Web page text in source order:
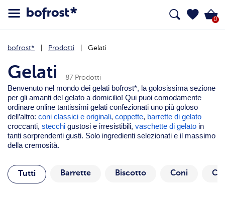
0
bofrost* Prodotti Gelati
Gelati 87 Prodotti
Benvenuto nel mondo dei gelati bofrost*, la golosissima sezione
per gli amanti del gelato a domicilio! Qui puoi comodamente
ordinare online tantissimi gelati confezionati uno più goloso
dell’altro: coni classici e originali, coppette, barrette di gelato
croccanti, stecchi gustosi e irresistibili, vaschette di gelato in
tanti sorprendenti gusti. Solo ingredienti selezionati e il massimo
della cremosità.
Tutti Barrette Biscotto Coni